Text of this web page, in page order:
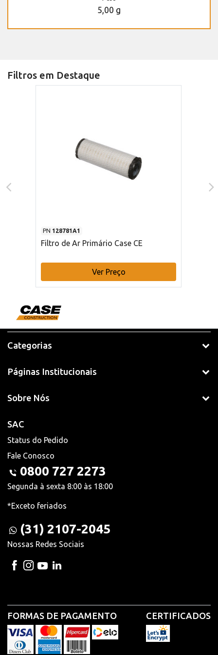
5,00 g
Filtros em Destaque
PN 128781A1
Filtro de Ar Primário Case CE
Ver Preço
Categorias
Páginas Institucionais
Sobre Nós
SAC
Status do Pedido
Fale Conosco
0800 727 2273
Segunda à sexta 8:00 às 18:00
*Exceto feriados
(31) 2107-2045
Nossas Redes Sociais
FORMAS DE PAGAMENTO CERTIFICADOS